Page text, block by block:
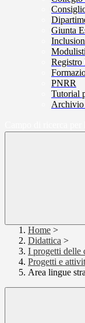
Giunta
Registro
PNRR
Tutorial
Archivio
Home >
Didattica >
I progetti delle
Progetti e
Area lingue